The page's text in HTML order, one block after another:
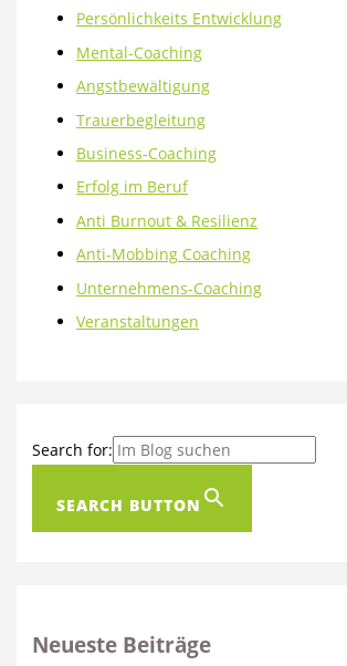
Persönlichkeits Entwicklung
Mental-Coaching
Angstbewältigung
Trauerbegleitung
Business-Coaching
Erfolg im Beruf
Anti Burnout & Resilienz
Anti-Mobbing Coaching
Unternehmens-Coaching
Veranstaltungen
Search for:
SEARCH BUTTON
Neueste Beiträge